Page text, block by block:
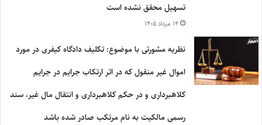
تسهیل محقق نشده است
۱۴ مرداد ۱۴۰۵
نظریه مشورتی با موضوع: تکلیف دادگاه کیفری در مورد
اموال غیر منقول که در اثر ارتکاب جرایم در جرایم
کلاهبرداری و در حکم کلاهبرداری و انتقال مال غیر، سند
رسمی مالکیت به نام مرتکب صادر شده باشد